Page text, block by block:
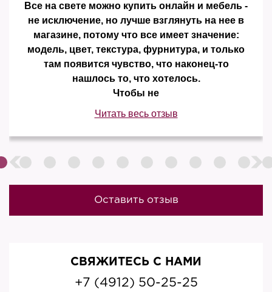
Все на свете можно купить онлайн и мебель -
не исключение, но лучше взглянуть на нее в
магазине, потому что все имеет значение:
модель, цвет, текстура, фурнитура, и только
там появится чувство, что наконец-то
нашлось то, что хотелось.
Чтобы не
Читать весь отзыв
Оставить отзыв
СВЯЖИТЕСЬ С НАМИ
+7 (4912) 50-25-25